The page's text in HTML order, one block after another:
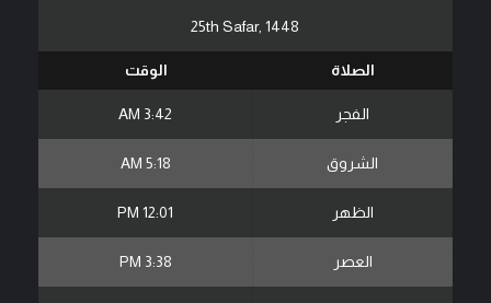
25th Safar, 1448
الصلاة الوقت
الفجر 3:42 AM
الشروق 5:18 AM
الظهر 12:01 PM
العصر 3:38 PM